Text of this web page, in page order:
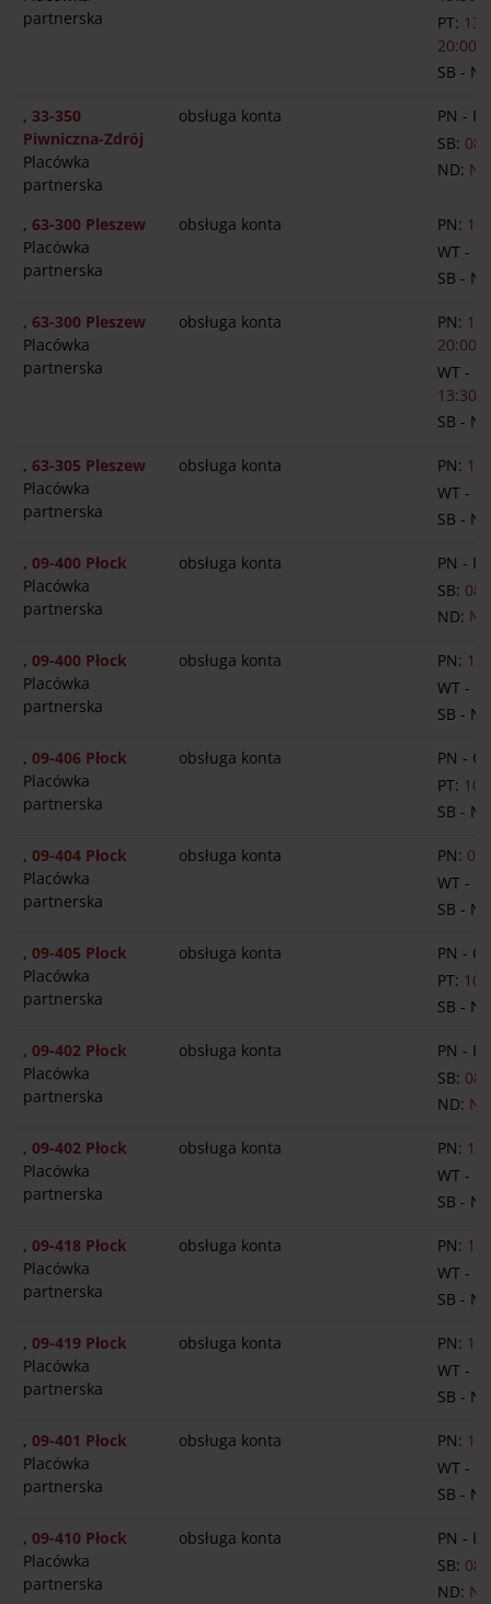
partnerska
PT:
20:00
SB -
, 33-350
Piwniczna-Zdrój
Placówka
partnerska
obsługa konta
PN -
SB:
ND:
, 63-300 Pleszew
Placówka
partnerska
obsługa konta PN:
WT -
SB -
, 63-300 Pleszew
Placówka
partnerska
obsługa konta PN:
20:00
WT -
13:30-
SB -
, 63-305 Pleszew
Placówka
partnerska
obsługa konta PN:
WT -
SB -
, 09-400 Płock
Placówka
partnerska
obsługa konta
PN -
SB:
ND:
, 09-400 Płock
Placówka
partnerska
obsługa konta PN:
WT -
SB -
, 09-406 Płock
Placówka
partnerska
obsługa konta
PN -
PT:
SB -
, 09-404 Płock
Placówka
partnerska
obsługa konta PN:
WT -
SB -
, 09-405 Płock
Placówka
partnerska
obsługa konta
PN -
PT:
SB -
, 09-402 Płock
Placówka
partnerska
obsługa konta
PN -
SB:
ND:
, 09-402 Płock
Placówka
partnerska
obsługa konta PN:
WT -
SB -
, 09-418 Płock
Placówka
partnerska
obsługa konta PN:
WT -
SB -
, 09-419 Płock
Placówka
partnerska
obsługa konta PN:
WT -
SB -
, 09-401 Płock
Placówka
partnerska
obsługa konta PN:
WT -
SB -
, 09-410 Płock
Placówka
partnerska
obsługa konta
PN -
SB:
ND: